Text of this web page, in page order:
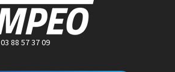
03 88 57 37 09